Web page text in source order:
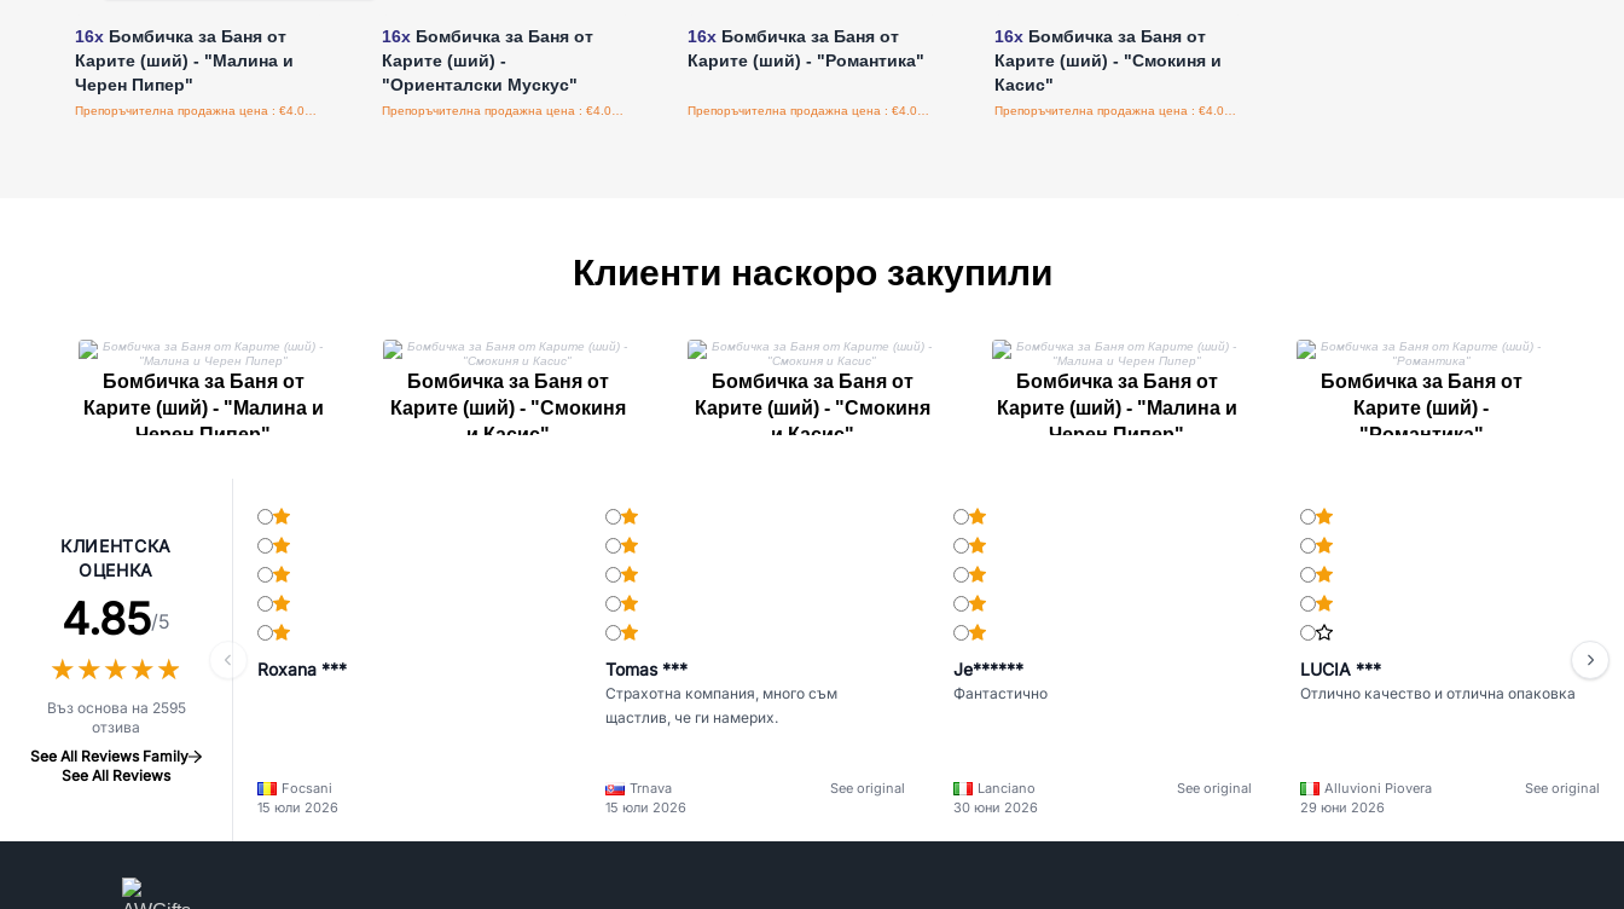
16x Бомбичка за Баня от
Карите (ший) - "Малина и
Черен Пипер"
16xБомбичка за Баня от
Карите (ший) -
"Ориенталски Мускус"
Препоръчителна продажна цена : €4.06/бройка
16x Бомбичка за Баня от
Карите (ший) - "Романтика"
16xБомбичка за Баня от
Карите (ший) - "Смокиня и
Касис"
Препоръчителна продажна цена : €4.06/бройка
Клиенти наскоро закупили
Бомбичка за Баня от
Карите (ший) - "Малина и
Черен Пипер"
Бомбичка за Баня от
Карите (ший) - "Смокиня
и Касис"
Бомбичка за Баня от
Карите (ший) - "Смокиня
и Касис"
Бомбичка за Баня от
Карите (ший) - "Малина и
Черен Пипер"
Бомбичка за Баня от
Карите (ший) -
"Романтика"
КЛИЕНТСКА
ОЦЕНКА
4.85/5
★★★★★
★★★★★
Въз основа на 2595
отзива
See All Reviews Family
See All Reviews
Roxana ***
Focsani
15 юли 2026
Tomas ***
Страхотна компания, много съм
щастлив, че ги намерих.
Trnava
See original
15 юли 2026
Je******
Фантастично
Lanciano
See original
30 юни 2026
LUCIA ***
Отлично качество и отлична опаковка
Alluvioni Piovera
See original
29 юни 2026